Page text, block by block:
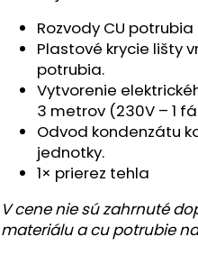
Rozvody CU
Plastové krycie lišty
potrubia.
Vytvorenie
3 metrov (230V – 1
Odvod kondenzátu
jednotky.
1× prierez tehla
V cene nie sú zahrnuté
materiálu a cu potrubie